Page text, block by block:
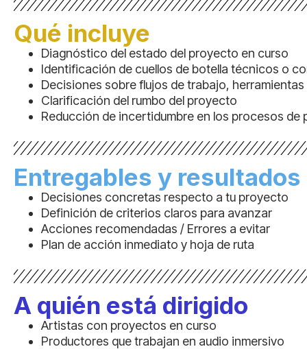
Qué incluye
Diagnóstico del estado del proyecto en curso
Identificación de cuellos de botella técnicos o
Decisiones sobre flujos de trabajo,
Clarificación del rumbo del proyecto
Reducción de incertidumbre en los procesos de
Entregables y resultados
Decisiones concretas respecto a tu proyecto
Definición de criterios claros para avanzar
Acciones recomendadas / Errores a evitar
Plan de acción inmediato y hoja de ruta
A quién está dirigido
Artistas con proyectos en curso
Productores que trabajan en audio inmersivo